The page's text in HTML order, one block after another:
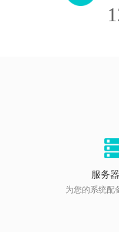
服务
为您的系统配